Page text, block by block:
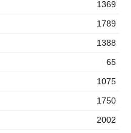
1369
1789
1388
65
1075
1750
2002